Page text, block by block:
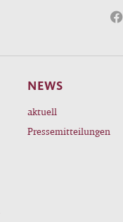
NEWS
aktuell
Pressemitteilungen